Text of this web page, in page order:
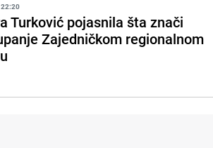
Turković pojasnila šta znači
Zajedničkom regionalnom